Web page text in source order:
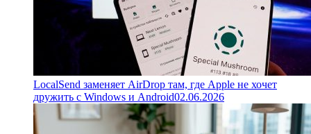
LocalSend заменяет AirDrop там, где Apple не хочет
дружить с Windows и Android02.06.2026